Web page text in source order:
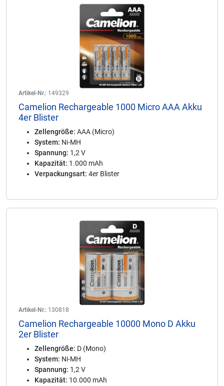
Artikel-Nr.: 149329
Camelion Rechargeable 1000 Micro AAA Akku
4er Blister
Zellengröße: AAA (Micro)
System: Ni-MH
Spannung: 1,2 V
Kapazität: 1.000 mAh
Verpackungsart: 4er Blister
Artikel-Nr.: 130818
Camelion Rechargeable 10000 Mono D Akku
2er Blister
Zellengröße: D (Mono)
System: Ni-MH
Spannung: 1,2 V
Kapazität: 10.000 mAh